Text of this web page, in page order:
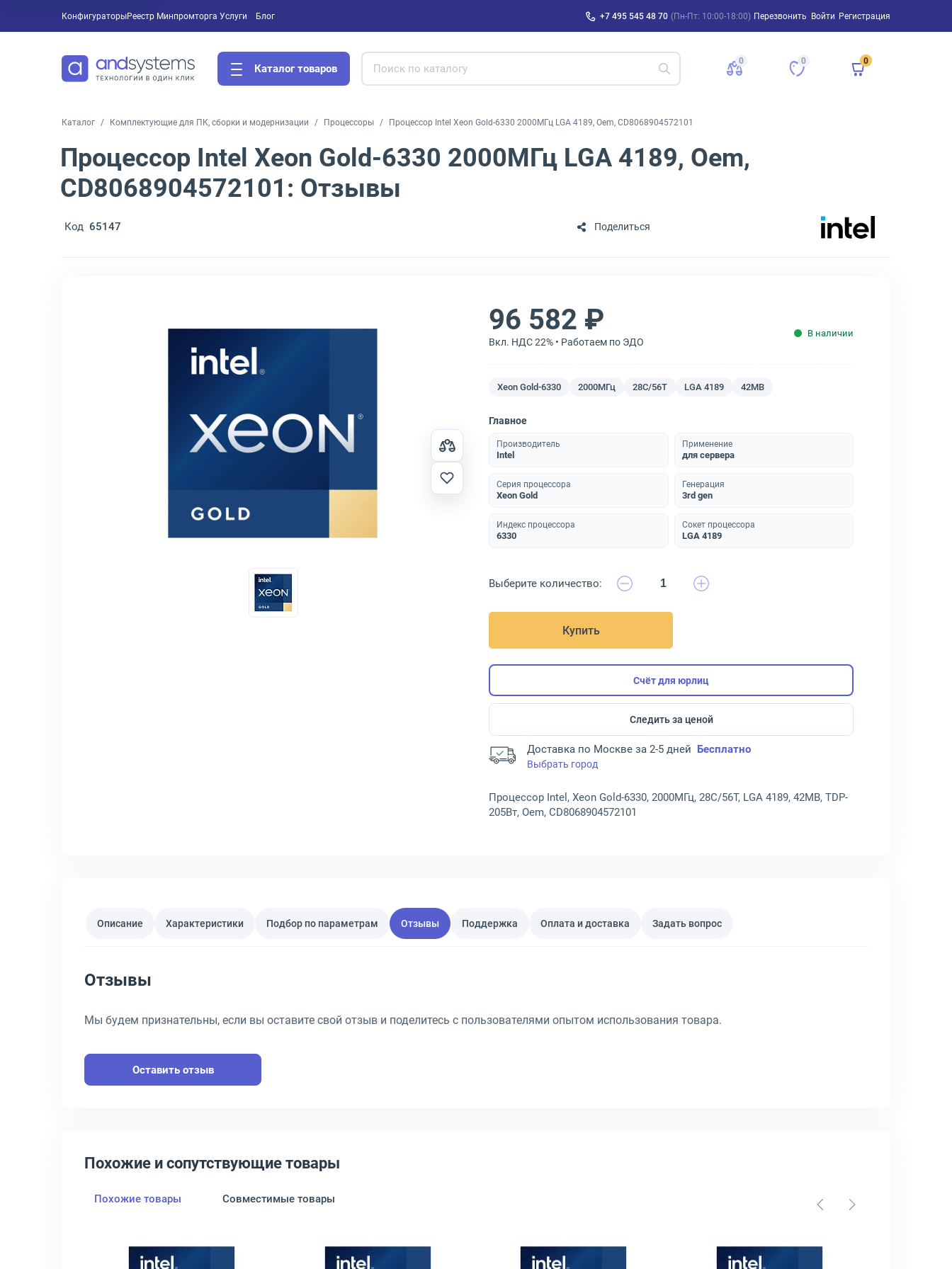
Конфигураторы Услуги
Реестр Минпромторга Блог +7 495 545 48 70 (Пн-Пт: 10:00-18:00) Перезвонить Войти Регистрация
Каталог товаров
0 0 0
Каталог Комплектующие для ПК, сборки и модернизации Процессоры Процессор Intel Xeon Gold-6330 2000МГц LGA 4189, Oem, CD8068904572101
Процессор Intel Xeon Gold-6330 2000МГц LGA 4189, Oem,
CD8068904572101: Отзывы
Код 65147 Поделиться
96 582 ₽
Вкл. НДС 22% • Работаем по ЭДО
В наличии
Xeon Gold-6330 2000МГц 28C/56T LGA 4189 42MB
Главное
Производитель
Intel
Применение
для сервера
Серия процессора
Xeon Gold
Генерация
3rd gen
Индекс процессора
6330
Сокет процессора
LGA 4189
Выберите количество:
Купить
Счёт для юрлиц
Следить за ценой
Доставка по Москве за 2-5 дней Бесплатно
Выбрать город
Процессор Intel, Xeon Gold-6330, 2000МГц, 28C/56T, LGA 4189, 42MB, TDP-
205Вт, Oem, CD8068904572101
Описание Характеристики Подбор по параметрам Отзывы Поддержка Оплата и доставка Задать вопрос
Отзывы
Мы будем признательны, если вы оставите свой отзыв и поделитесь с пользователями опытом использования товара.
Оставить отзыв
Похожие и сопутствующие товары
Похожие товары Совместимые товары